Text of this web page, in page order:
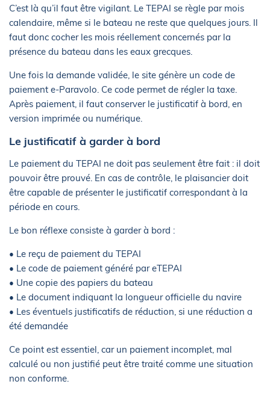
C’est là qu’il faut être vigilant. Le TEPAI se règle par mois
calendaire, même si le bateau ne reste que quelques jours. Il
faut donc cocher les mois réellement concernés par la
présence du bateau dans les eaux grecques.
Une fois la demande validée, le site génère un code de
paiement e-Paravolo. Ce code permet de régler la taxe.
Après paiement, il faut conserver le justificatif à bord, en
version imprimée ou numérique.
Le justificatif à garder à bord
Le paiement du TEPAI ne doit pas seulement être fait : il doit
pouvoir être prouvé. En cas de contrôle, le plaisancier doit
être capable de présenter le justificatif correspondant à la
période en cours.
Le bon réflexe consiste à garder à bord :
• Le reçu de paiement du TEPAI
• Le code de paiement généré par eTEPAI
• Une copie des papiers du bateau
• Le document indiquant la longueur officielle du navire
• Les éventuels justificatifs de réduction, si une réduction a
été demandée
Ce point est essentiel, car un paiement incomplet, mal
calculé ou non justifié peut être traité comme une situation
non conforme.